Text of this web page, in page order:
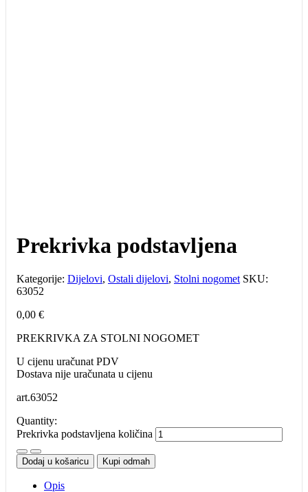
Prekrivka podstavljena
Kategorije: Dijelovi, Ostali dijelovi, Stolni nogomet SKU:
63052
0,00 €
PREKRIVKA ZA STOLNI NOGOMET
U cijenu uračunat PDV
Dostava nije uračunata u cijenu
art.63052
Quantity:
Prekrivka podstavljena količina
Dodaj u košaricu Kupi odmah
Opis